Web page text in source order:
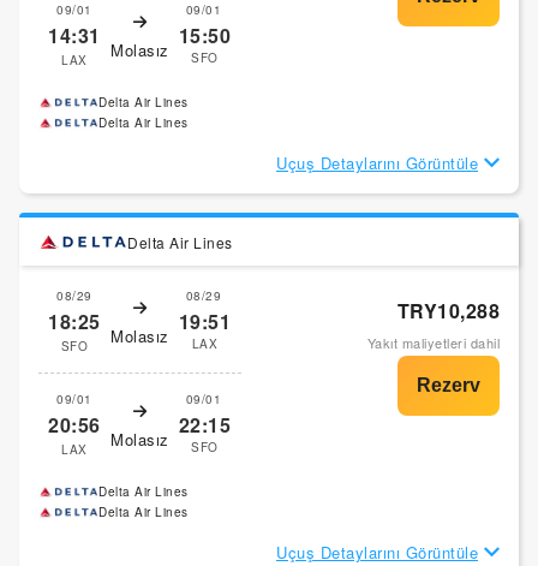
09/01
14:31
LAX Molasız
09/01
15:50
SFO
Delta Air Lines
Delta Air Lines
Uçuş Detaylarını Görüntüle
Delta Air Lines
08/29
18:25
SFO Molasız
08/29
19:51
LAX
09/01
20:56
LAX Molasız
09/01
22:15
SFO
TRY10,288
Yakıt maliyetleri dahil
Delta Air Lines
Delta Air Lines
Uçuş Detaylarını Görüntüle